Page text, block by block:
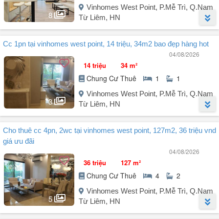
8
Vinhomes West Point, P.Mễ Trì, Q.Nam
Từ Liêm, HN
Người đăng: Tân Gia Phúc
(56 tin đăng)
- Diện tích 38m², studio.
- Nội thất full.
- Giá: 14tr.
LH: .
Cc 1pn tại vinhomes west point, 14 triệu, 34m2 bao đẹp hàng hot
04/08/2026
3
14 triệu 34 m²
Chung Cư Thuê 1 1
Vinhomes West Point, P.Mễ Trì, Q.Nam
Từ Liêm, HN
Người đăng: Nguyễn Thuận (3 tin đăng)
Chung cư 1PN cho thuê tại Vinhomes West Point, đường Phạm
Hùng, phường Đại Mỗ, Hà Nội, trước đây quận Nam Từ Liêm, Hà Nội
cực chất, diện tích 34m². Nội thất đầy đủ, sẵn sàng vào ở ngay. Cửa
chính hướng Bắc, ban công hướng Nam, thoáng đãng cả ngày. Giá
chỉ 14 triệu VND, quá hời cho một không gian sống tiện nghi.
+ Nội thất bao gồm: giường, tủ, bàn ghế, bếp đầy đủ tiện nghi.
+ Cuộc sống thoải mái, ...
Cho thuê cc 4pn, 2wc tại vinhomes west point, 127m2, 36 triệu vnd
giá ưu đãi
04/08/2026
5
36 triệu 127 m²
Chung Cư Thuê 4 2
Vinhomes West Point, P.Mễ Trì, Q.Nam
Từ Liêm, HN